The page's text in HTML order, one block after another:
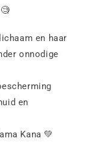
en haar
onnodige
en
Kana 💚